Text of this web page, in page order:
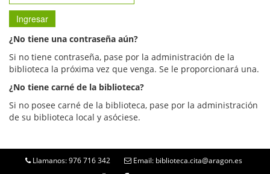
¿No tiene una contraseña aún?
Si no tiene contraseña, pase por la administración de la
biblioteca la próxima vez que venga. Se le proporcionará una.
¿No tiene carné de la biblioteca?
Si no posee carné de la biblioteca, pase por la administración
de su biblioteca local y asóciese.
Llamanos: 976 716 342 Email: biblioteca.cita@aragon.es